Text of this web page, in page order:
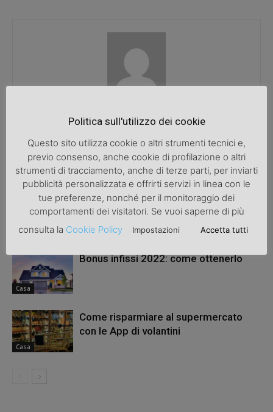
ARTICOLI CORRELATI ALTRO DALL'AUTORE
Casa
Come effettuare una valutazione
dell’immobile gratuita
Casa
Bonus infissi 2022: come ottenerlo
Casa
Come risparmiare al supermercato
con le App di volantini
Politica sull'utilizzo dei cookie
Questo sito utilizza cookie o altri strumenti tecnici e,
previo consenso, anche cookie di profilazione o altri
strumenti di tracciamento, anche di terze parti, per inviarti
pubblicità personalizzata e offrirti servizi in linea con le
tue preferenze, nonché per il monitoraggio dei
comportamenti dei visitatori. Se vuoi saperne di più
consulta la Cookie Policy Impostazioni Accetta tutti